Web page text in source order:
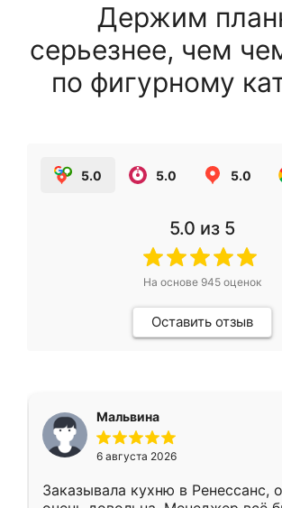
Держим
серьезнее, чем
по фигурному
5.0 5.0 5.0
5.0 из 5
На основе 945оценок
Оставить отзыв
Мальвина
6 августа 2026
Заказывала кухню в Ренессанс,